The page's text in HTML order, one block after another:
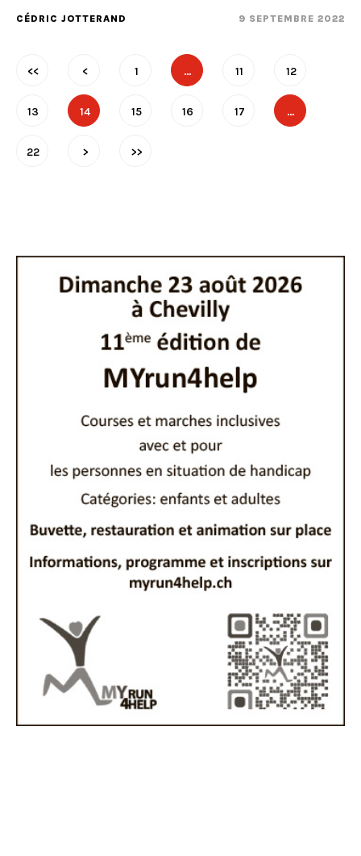
CÉDRIC JOTTERAND 9 SEPTEMBRE 2022
<< < 1 … 11 12
13 14 15 16 17 …
22 > >>